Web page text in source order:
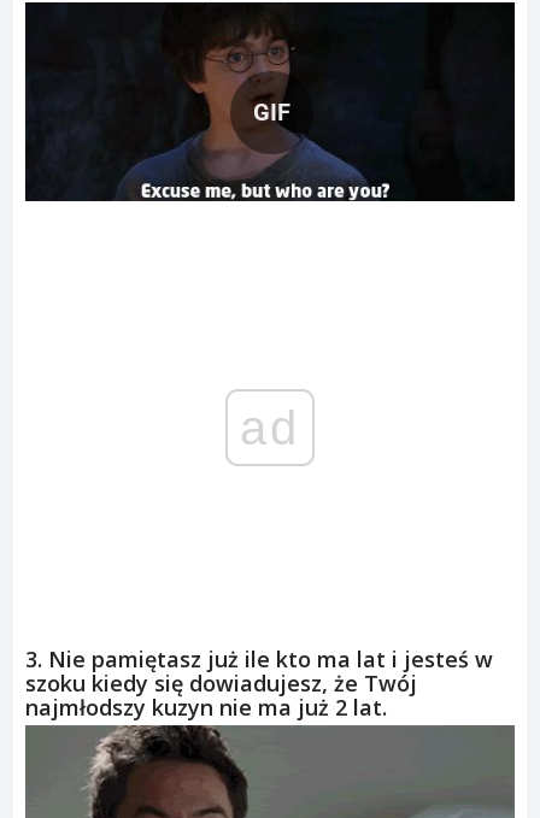
GIF
ad
3. Nie pamiętasz już ile kto ma lat i jesteś w
szoku kiedy się dowiadujesz, że Twój
najmłodszy kuzyn nie ma już 2 lat.